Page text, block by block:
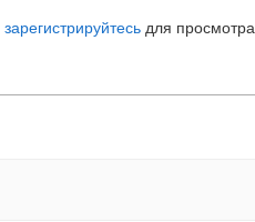
зарегистрируйтесь для просмотра